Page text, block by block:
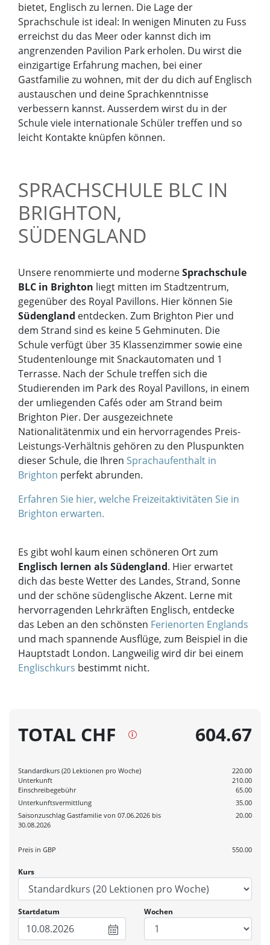
bietet, Englisch zu lernen. Die Lage der
Sprachschule ist ideal: In wenigen Minuten zu Fuss
erreichst du das Meer oder kannst dich im
angrenzenden Pavilion Park erholen. Du wirst die
einzigartige Erfahrung machen, bei einer
Gastfamilie zu wohnen, mit der du dich auf Englisch
austauschen und deine Sprachkenntnisse
verbessern kannst. Ausserdem wirst du in der
Schule viele internationale Schüler treffen und so
leicht Kontakte knüpfen können.
SPRACHSCHULE BLC IN
BRIGHTON,
SÜDENGLAND
Unsere renommierte und moderneSprachschule
BLC in Brighton liegt mitten im Stadtzentrum,
gegenüber des Royal Pavillons. Hier können Sie
Südengland entdecken. Zum Brighton Pier und
dem Strand sind es keine 5 Gehminuten. Die
Schule verfügt über 35 Klassenzimmer sowie eine
Studentenlounge mit Snackautomaten und 1
Terrasse. Nach der Schule treffen sich die
Studierenden im Park des Royal Pavillons, in einem
der umliegenden Cafés oder am Strand beim
Brighton Pier. Der ausgezeichnete
Nationalitätenmix und ein hervorragendes Preis-
Leistungs-Verhältnis gehören zu den Pluspunkten
dieser Schule, die Ihren Sprachaufenthalt in
Brighton perfekt abrunden.
Erfahren Sie hier, welche Freizeitaktivitäten Sie in
Brighton erwarten.
Es gibt wohl kaum einen schöneren Ort zum
Englisch lernen als Südengland. Hier erwartet
dich das beste Wetter des Landes, Strand, Sonne
und der schöne südenglische Akzent. Lerne mit
hervorragenden Lehrkräften Englisch, entdecke
das Leben an den schönsten Ferienorten Englands
und mach spannende Ausflüge, zum Beispiel in die
Hauptstadt London. Langweilig wird dir bei einem
Englischkurs bestimmt nicht.
TOTAL CHF 604.67
Standardkurs (20 Lektionen pro Woche)
220.00
Unterkunft
210.00
Einschreibegebühr
65.00
Unterkunftsvermittlung
35.00
Saisonzuschlag Gastfamilie von 07.06.2026 bis
30.08.2026
20.00
Preis in GBP 550.00
Kurs
Startdatum
10.08.2026
Wochen